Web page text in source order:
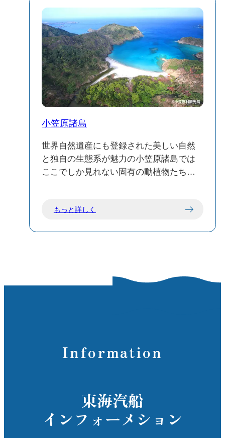
小笠原諸島
世界自然遺産にも登録された美しい自然
と独自の生態系が魅力の小笠原諸島では
ここでしか見れない固有の動植物たちや
もっと詳しく
Information
東海汽船
インフォーメション